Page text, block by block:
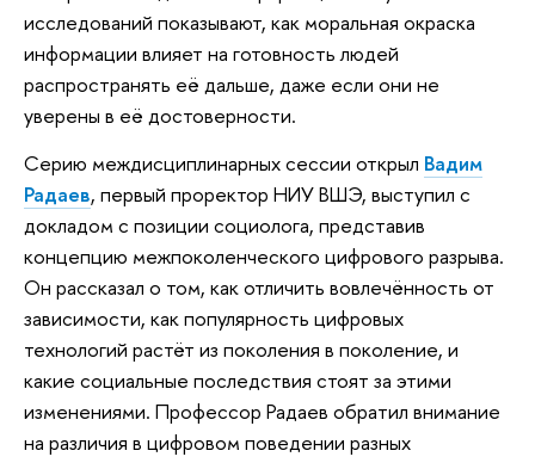
исследований показывают, как моральная окраска
информации влияет на готовность людей
распространять её дальше, даже если они не
уверены в её достоверности.
Серию междисциплинарных сессии открыл Вадим
Радаев, первый проректор НИУ ВШЭ, выступил с
докладом с позиции социолога, представив
концепцию межпоколенческого цифрового разрыва.
Он рассказал о том, как отличить вовлечённость от
зависимости, как популярность цифровых
технологий растёт из поколения в поколение, и
какие социальные последствия стоят за этими
изменениями. Профессор Радаев обратил внимание
на различия в цифровом поведении разных